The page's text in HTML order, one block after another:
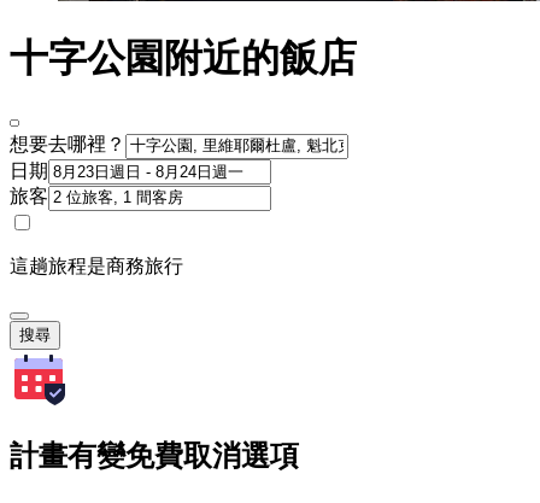
十字公園附近的飯店
想要去哪裡？
日期
旅客
這趟旅程是商務旅行
搜尋
計畫有變免費取消選項